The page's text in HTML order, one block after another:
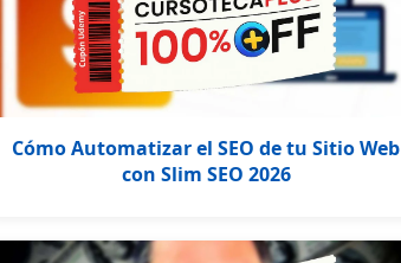
Cómo Automatizar el SEO de tu Sitio Web
con Slim SEO 2026